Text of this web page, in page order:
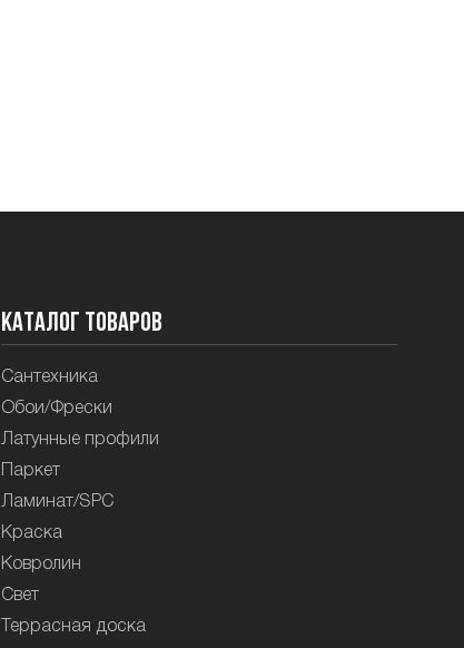
Каталог товаров
Сантехника
Обои/Фрески
Латунные профили
Паркет
Ламинат/SPC
Краска
Ковролин
Свет
Террасная доска